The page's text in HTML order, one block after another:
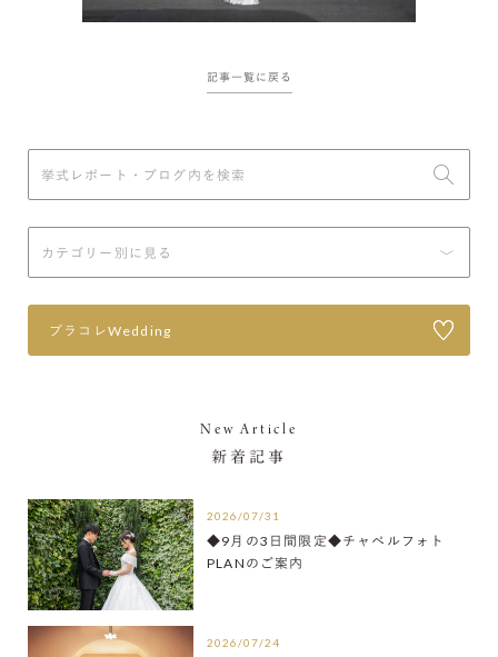
記事一覧に戻る
プラコレWedding
New Article
新着記事
2026/07/31
◆9月の3日間限定◆チャペルフォト
PLANのご案内
2026/07/24